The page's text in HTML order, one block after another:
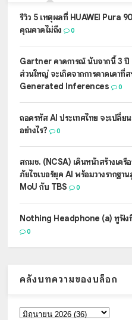
รีวิว 5 เหตุผลที่ HUAWEI Pura
คุณคาดไม่ถึง
0
Gartner คาดการณ์ นับจากนี้ 3 ปี
ส่วนใหญ่ จะเกิดจากการคาดเดาที่
Generated Inferences
0
ถอดรหัส AI ประเทศไทย จะเปลี่
อย่างไร?
0
สกมช. (NCSA) เดินหน้าสร้างเค
ภัยไซเบอร์ยุค AI พร้อมวางรากฐ
MoU กับ TBS
0
Nothing Headphone (a) หูฟัง
0
คลังบทความของบล็อก